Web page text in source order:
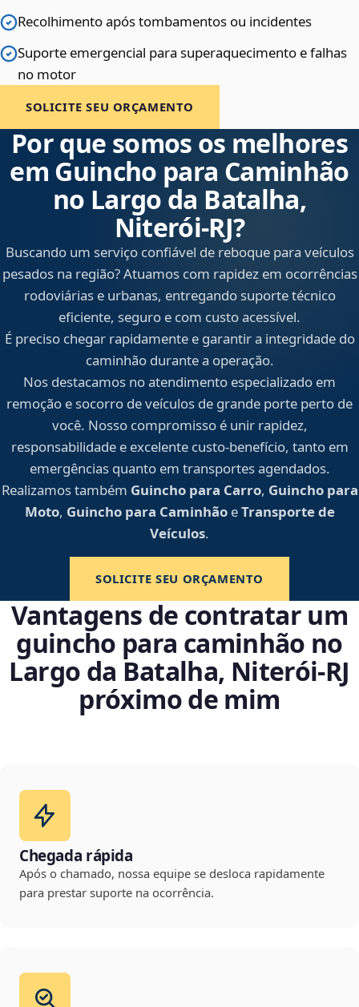
Recolhimento após tombamentos ou incidentes
Suporte emergencial para superaquecimento e falhas
no motor
SOLICITE SEU ORÇAMENTO
Por que somos os melhores
em Guincho para Caminhão
no Largo da Batalha,
Niterói‑RJ?
Buscando um serviço confiável de reboque para veículos
pesados na região? Atuamos com rapidez em ocorrências
rodoviárias e urbanas, entregando suporte técnico
eficiente, seguro e com custo acessível.
É preciso chegar rapidamente e garantir a integridade do
caminhão durante a operação.
Nos destacamos no atendimento especializado em
remoção e socorro de veículos de grande porte perto de
você. Nosso compromisso é unir rapidez,
responsabilidade e excelente custo-benefício, tanto em
emergências quanto em transportes agendados.
Realizamos também Guincho para Carro, Guincho para
Moto, Guincho para CaminhãoeTransporte de
Veículos.
SOLICITE SEU ORÇAMENTO
Vantagens de contratar um
guincho para caminhão no
Largo da Batalha, Niterói‑RJ
próximo de mim
Chegada rápida
Após o chamado, nossa equipe se desloca rapidamente
para prestar suporte na ocorrência.